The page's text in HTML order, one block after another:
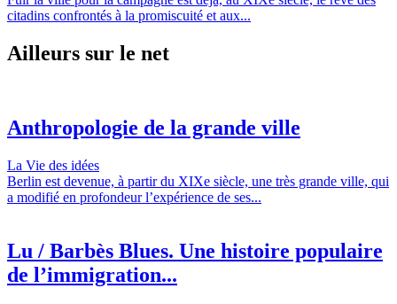
citadins confrontés à la promiscuité et aux...
Ailleurs sur le net
Anthropologie de la grande ville
La Vie des idées
Berlin est devenue, à partir du XIXe siècle, une très grande ville, qui
a modifié en profondeur l’expérience de ses...
Lu / Barbès Blues. Une histoire populaire
de l’immigration...